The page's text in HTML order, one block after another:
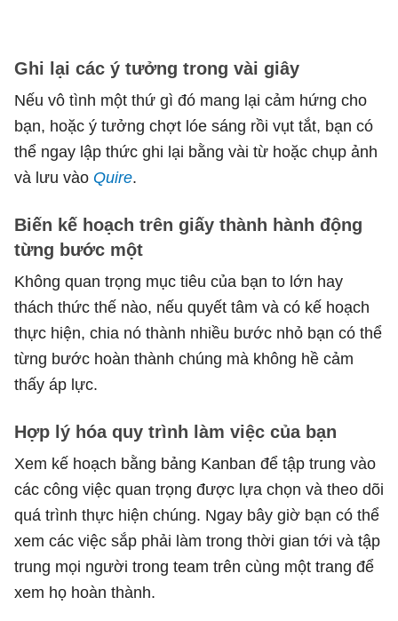
Ghi lại các ý tưởng trong vài giây
Nếu vô tình một thứ gì đó mang lại cảm hứng cho
bạn, hoặc ý tưởng chợt lóe sáng rồi vụt tắt, bạn có
thể ngay lập thức ghi lại bằng vài từ hoặc chụp ảnh
và lưu vào Quire.
Biến kế hoạch trên giấy thành hành động
từng bước một
Không quan trọng mục tiêu của bạn to lớn hay
thách thức thế nào, nếu quyết tâm và có kế hoạch
thực hiện, chia nó thành nhiều bước nhỏ bạn có thể
từng bước hoàn thành chúng mà không hề cảm
thấy áp lực.
Hợp lý hóa quy trình làm việc của bạn
Xem kế hoạch bằng bảng Kanban để tập trung vào
các công việc quan trọng được lựa chọn và theo dõi
quá trình thực hiện chúng. Ngay bây giờ bạn có thể
xem các việc sắp phải làm trong thời gian tới và tập
trung mọi người trong team trên cùng một trang để
xem họ hoàn thành.